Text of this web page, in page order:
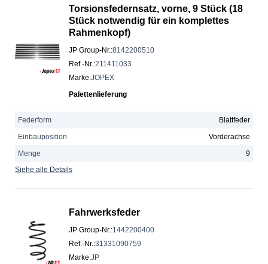
Torsionsfedernsatz, vorne, 9 Stück (18
Stück notwendig für ein komplettes
Rahmenkopf)
JP Group-Nr.:8142200510
Ref.-Nr.:211411033
Marke:JOPEX
Palettenlieferung
Federform
Blattfeder
Einbauposition
Vorderachse
Menge
9
Siehe alle Details
Fahrwerksfeder
JP Group-Nr.:1442200400
Ref.-Nr.:31331090759
Marke:JP